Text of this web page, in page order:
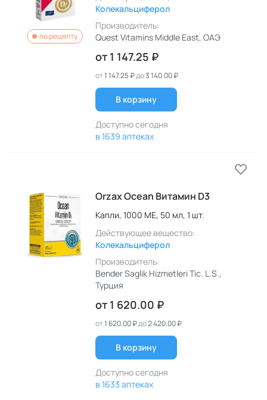
по рецепту
Колекальциферол
Производитель:
Quest Vitamins Middle East, ОАЭ
от 1 147.25 ₽
от1 147.25 ₽до3 140.00 ₽
В корзину
Доступно сегодня
в 1639 аптеках
Orzax Ocean Витамин D3
Капли, 1000 МЕ, 50 мл, 1 шт.
Действующее вещество:
Колекальциферол
Производитель:
Bender Saglik Hizmetleri Tic. L.S.,
Турция
от 1 620.00 ₽
от1 620.00 ₽до2 420.00 ₽
В корзину
Доступно сегодня
в 1633 аптеках